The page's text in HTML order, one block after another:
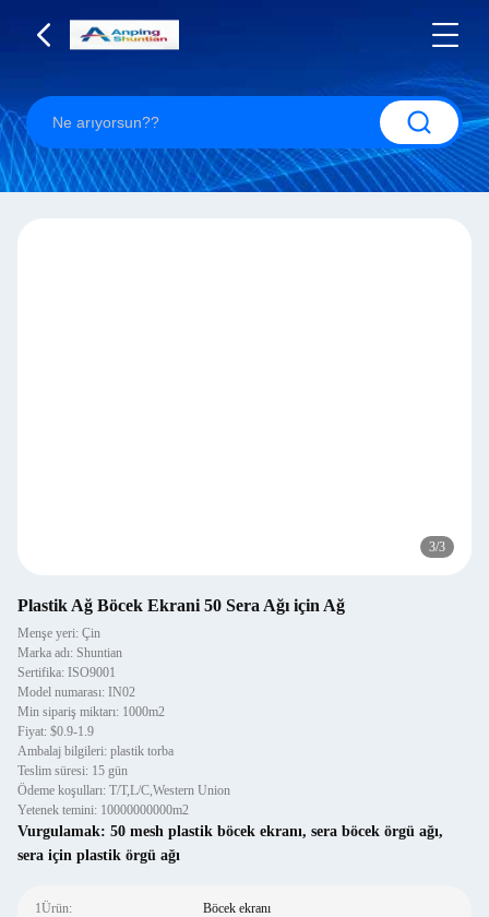
3/3
Plastik Ağ Böcek Ekrani 50 Sera Ağı için Ağ
Menşe yeri: Çin
Marka adı: Shuntian
Sertifika: ISO9001
Model numarası: IN02
Min sipariş miktarı: 1000m2
Fiyat: $0.9-1.9
Ambalaj bilgileri: plastik torba
Teslim süresi: 15 gün
Ödeme koşulları: T/T,L/C,Western Union
Yetenek temini: 10000000000m2
Vurgulamak: 50 mesh plastik böcek ekranı, sera böcek örgü ağı,
sera için plastik örgü ağı
1Ürün: Böcek ekranı